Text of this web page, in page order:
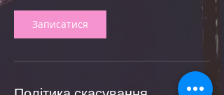
Записатися